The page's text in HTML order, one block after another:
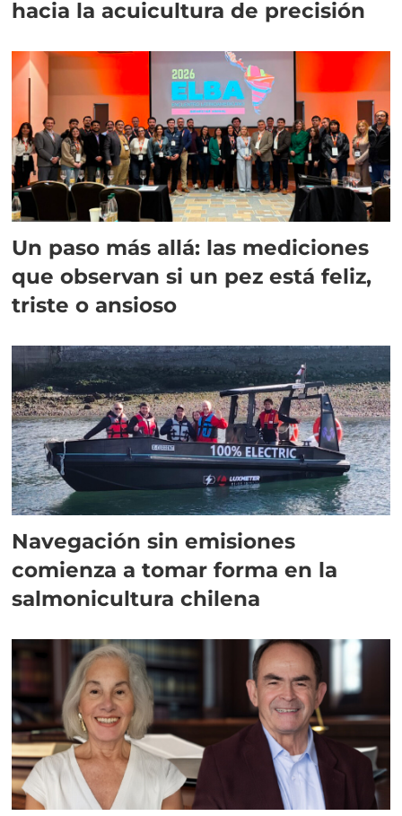
hacia la acuicultura de precisión
Un paso más allá: las mediciones
que observan si un pez está feliz,
triste o ansioso
Navegación sin emisiones
comienza a tomar forma en la
salmonicultura chilena